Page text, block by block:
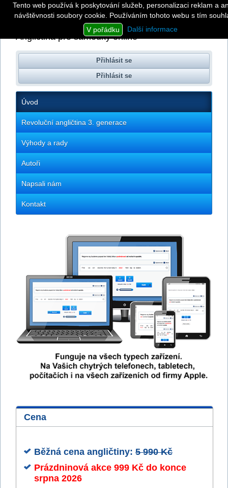
Revoluční angličtina3. generace
Angličtina pro samouky online
Přihlásit se
Přihlásit se
Úvod
Revoluční angličtina 3. generace
Výhody a rady
Autoři
Napsali nám
Kontakt
Cena
Běžná cena angličtiny: 5 990 Kč
Prázdninová akce 999 Kč do konce
srpna 2026
Tento web používá k poskytování služeb, personalizaci reklam a
návštěvnosti soubory cookie. Používáním tohoto webu s tím
V pořádku
Další informace